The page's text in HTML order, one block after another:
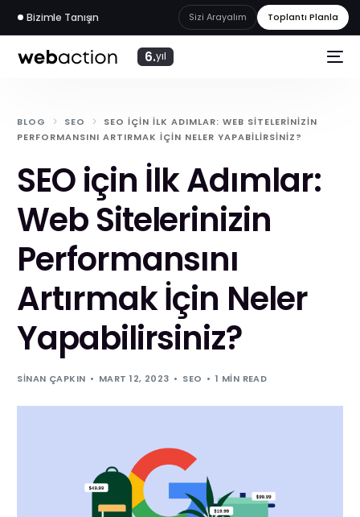
Bizimle Tanışın Sizi Arayalım Toplantı Planla
6.yıl
BLOG SEO
SEO IÇIN İLK ADIMLAR: WEB SITELERINIZIN
PERFORMANSINI ARTIRMAK İÇIN NELER YAPABILIRSINIZ?
SEO için İlk Adımlar:
Web Sitelerinizin
Performansını
Artırmak İçin Neler
Yapabilirsiniz?
SINAN ÇAPKIN MART 12, 2023 SEO 1 MIN READ
webakademi